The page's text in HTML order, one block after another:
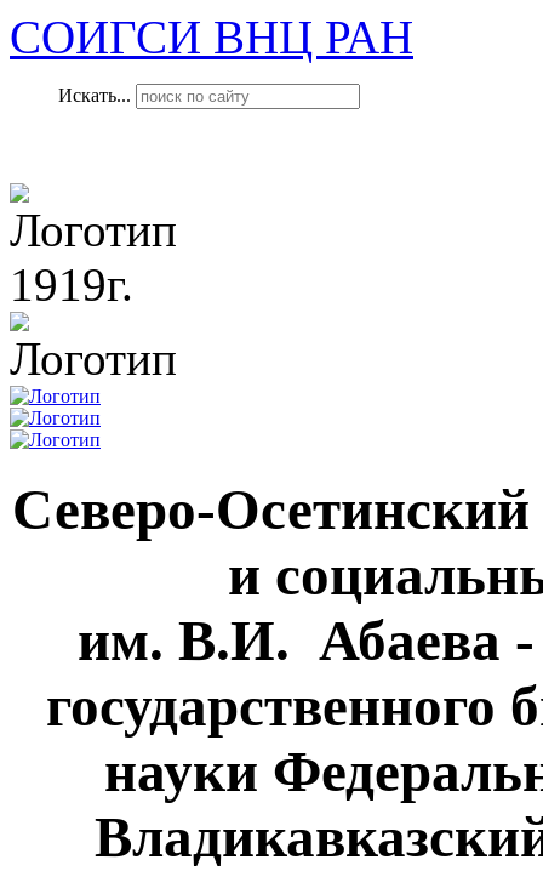
СОИГСИ ВНЦ РАН
Искать...
1919г.
Северо-
и
им. В.И. Абаева -
науки